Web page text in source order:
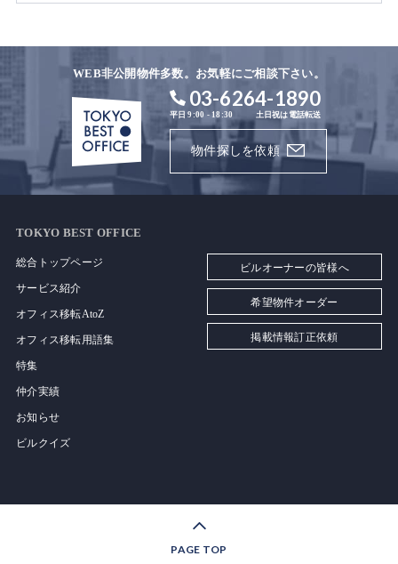
WEB非公開物件多数。お気軽にご相談下さい。
03-6264-1890
平日 9:00 - 18:30 土日祝は電話転送
物件探しを依頼
TOKYO BEST OFFICE
総合トップページ
サービス紹介
オフィス移転AtoZ
オフィス移転用語集
特集
仲介実績
お知らせ
ビルクイズ
ビルオーナーの皆様へ
希望物件オーダー
掲載情報訂正依頼
PAGE TOP